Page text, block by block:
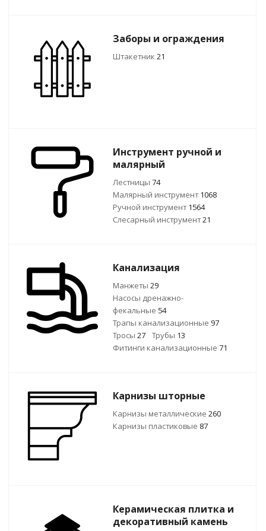
Заборы и ограждения
Штакетник 21
Инструмент ручной и
малярный
Лестницы 74
Малярный инструмент1068
Ручной инcтрумент1564
Слесарный инструмент21
Канализация
Манжеты 29
Насосы дренажно-
фекальные 54
Трапы канализационные 97
Тросы 27 Трубы 13
Фитинги канализационные 71
Карнизы шторные
Карнизы металлические 260
Карнизы пластиковые 87
Керамическая плитка и
декоративный камень